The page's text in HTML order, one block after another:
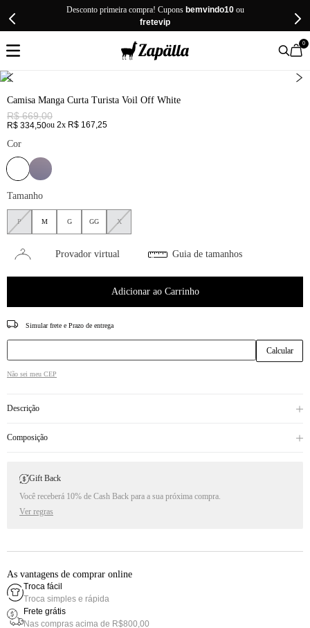
Desconto primeira compra! Cupons bemvindo10ou
fretevip
0
Camisa Manga Curta Turista Voil Off White
R$ 669,00
R$ 334,50ou 2x R$ 167,25
Cor
Tamanho
P M G GG X
Provador virtual Guia de tamanhos
Adicionar ao Carrinho
CEP
Não sei meu CEP
Descrição
Composição
Gift Back
Você receberá 10% de Cash Back para a sua próxima compra.
Ver regras
As vantagens de comprar online
Troca fácil
Troca simples e rápida
Frete grátis
Nas compras acima de R$800,00